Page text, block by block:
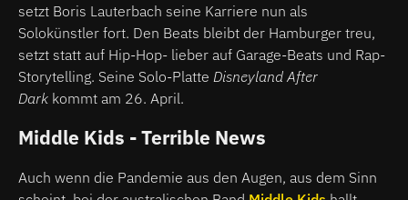
setzt Boris Lauterbach seine Karriere nun als
Solokünstler fort. Den Beats bleibt der Hamburger treu,
setzt statt auf Hip-Hop- lieber auf Garage-Beats und Rap-
Storytelling. Seine Solo-Platte Disneyland After
Dark kommt am 26. April.
Middle Kids - Terrible News
Auch wenn die Pandemie aus den Augen, aus dem Sinn